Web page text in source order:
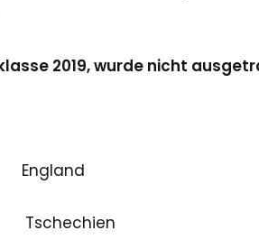
2019, wurde nicht
Tschechien